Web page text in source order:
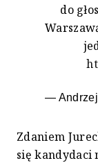
do
— Andrzej
Zdaniem
się kandydaci